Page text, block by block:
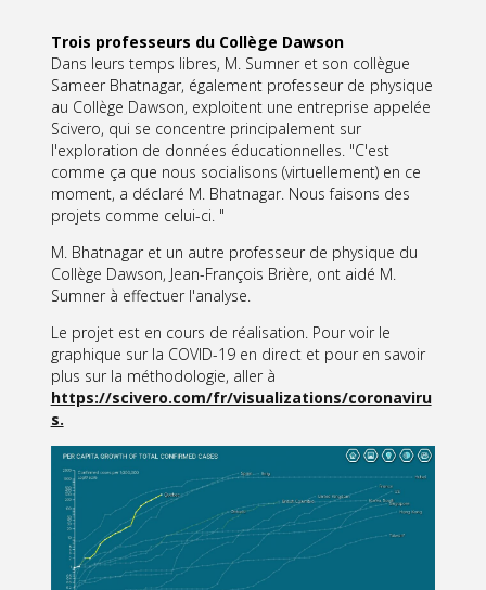
Trois professeurs du Collège Dawson
Dans leurs temps libres, M. Sumner et son collègue
Sameer Bhatnagar, également professeur de physique
au Collège Dawson, exploitent une entreprise appelée
Scivero, qui se concentre principalement sur
l'exploration de données éducationnelles. "C'est
comme ça que nous socialisons (virtuellement) en ce
moment, a déclaré M. Bhatnagar. Nous faisons des
projets comme celui-ci. "
M. Bhatnagar et un autre professeur de physique du
Collège Dawson, Jean-François Brière, ont aidé M.
Sumner à effectuer l'analyse.
Le projet est en cours de réalisation. Pour voir le
graphique sur la COVID-19 en direct et pour en savoir
plus sur la méthodologie, aller à
https://scivero.com/fr/visualizations/coronaviru
s.